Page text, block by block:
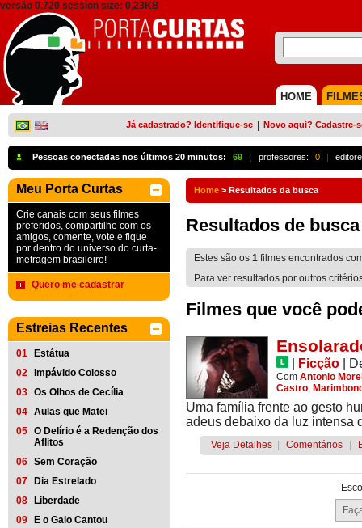
versão 0.720 session size: 0,23KB
HOME
Já cadastrado? Identifique-se Novo aqui? Cadastre-
Pessoas conectadas nos últimos 20 minutos: 69 { professores: 0 |
Meu Porta Curtas
Crie canais com seus filmes
preferidos, compartilhe com os
amigos, comente, vote e fique
por dentro do universo do curta-
metragem brasileiro!
Quero me cadastrar
Estreias Recentes
01
Estátua
02
Impávido Colosso
03 Os Olhos de Cecília
04 Aulas que Matei
05 O Delírio é a Redenção dos
Aflitos
06 Sem Coração
07
Dia Estrelado
08
Liberdade
09
E o Galo Cantou
Home > Resultados da busca
Resultados de busca
Estes são os 1 filmes encontrados
Para ver resultados por outros
Filmes que você
Ficção
Com Antonio
Castro,
Uma família frente ao gesto
adeus debaixo da luz intensa
Veja Detalhes Comentários